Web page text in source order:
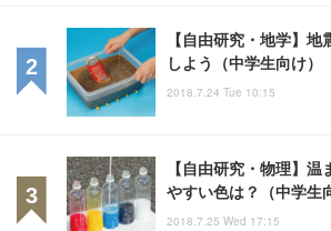
【自由研究・地学】
しよう（中学生向け）
2018.7.24 Tue 10:15
【自由研究・物理】
やすい色は？（中学生
2018.7.25 Wed 17:15